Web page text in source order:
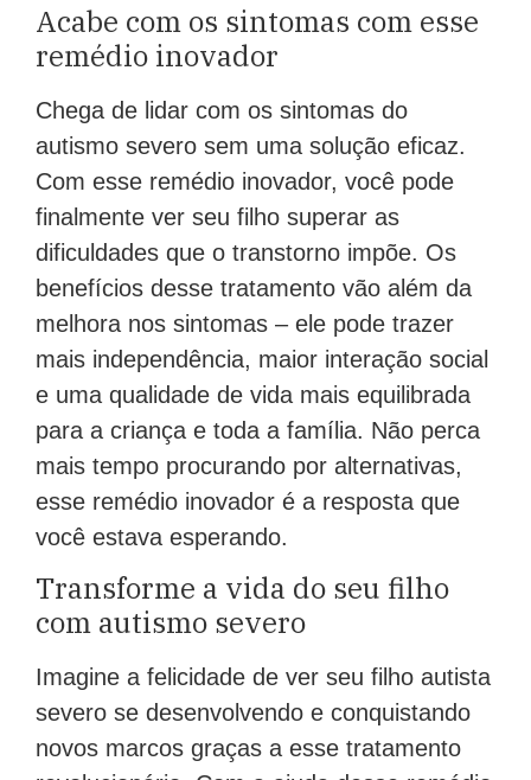
Acabe com os sintomas com esse
remédio inovador
Chega de lidar com os sintomas do
autismo severo sem uma solução eficaz.
Com esse remédio inovador, você pode
finalmente ver seu filho superar as
dificuldades que o transtorno impõe. Os
benefícios desse tratamento vão além da
melhora nos sintomas – ele pode trazer
mais independência, maior interação social
e uma qualidade de vida mais equilibrada
para a criança e toda a família. Não perca
mais tempo procurando por alternativas,
esse remédio inovador é a resposta que
você estava esperando.
Transforme a vida do seu filho
com autismo severo
Imagine a felicidade de ver seu filho autista
severo se desenvolvendo e conquistando
novos marcos graças a esse tratamento